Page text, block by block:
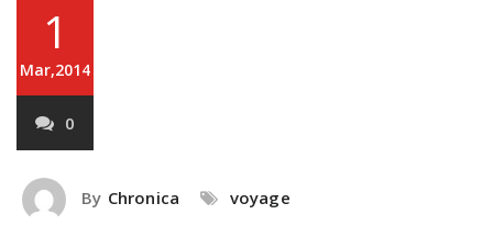
1
Mar,2014
0
By Chronica voyage